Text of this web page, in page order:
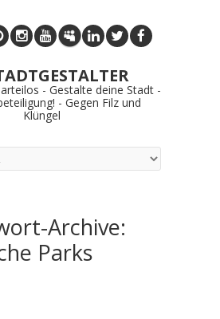
- Gestalte deine Stadt -
- Gegen Filz und
Klüngel
Archive:
Parks